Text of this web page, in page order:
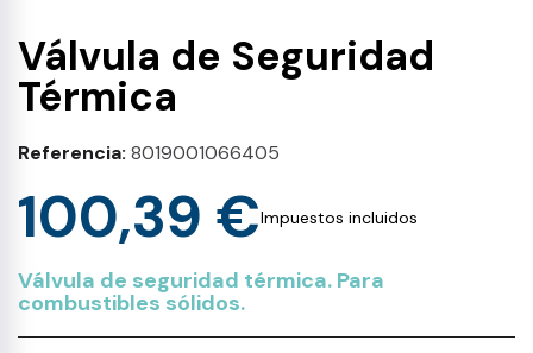
Válvula de Seguridad
Térmica
Referencia 8019001066405
100,39 €Impuestos incluidos
Válvula de seguridad térmica. Para
combustibles sólidos.